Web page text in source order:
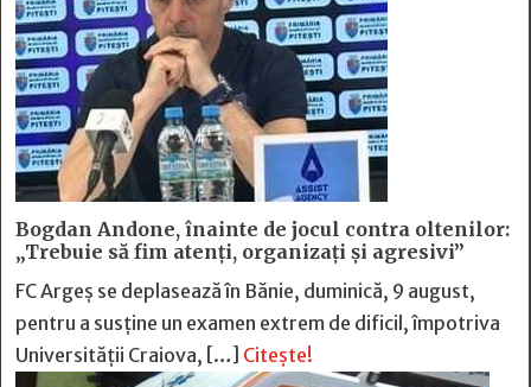
Bogdan Andone, înainte de jocul contra oltenilor:
„Trebuie să fim atenți, organizați și agresivi”
FC Argeș se deplasează în Bănie, duminică, 9 august,
pentru a susține un examen extrem de dificil, împotriva
Universității Craiova, […] Citește!